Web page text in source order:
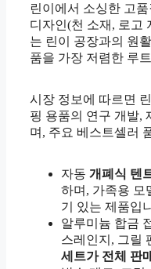
린이에서 소싱한 고
디자인(천 소재, 로고
는 린이 공장과의 원
품을 가장 저렴한 루
시장 정보에 따르면
핑 용품의 연구 개발,
며, 주요 베스트셀러
자동 개폐식 텐
하며, 가족용 모
기 있는 제품입
알루미늄 합금
스레인지, 그릴
세트가 전체 판